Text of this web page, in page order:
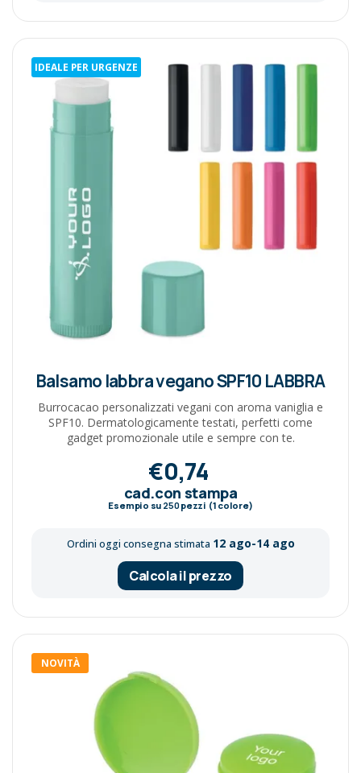
IDEALE PER URGENZE
Balsamo labbra vegano SPF10 LABBRA
Burrocacao personalizzati vegani con aroma vaniglia e
SPF10. Dermatologicamente testati, perfetti come
gadget promozionale utile e sempre con te.
€0,74
cad.con stampa
Esempio su 250pezzi (1 colore)
Ordini oggi consegna stimata 12 ago-14 ago
Calcola il prezzo
NOVITÀ